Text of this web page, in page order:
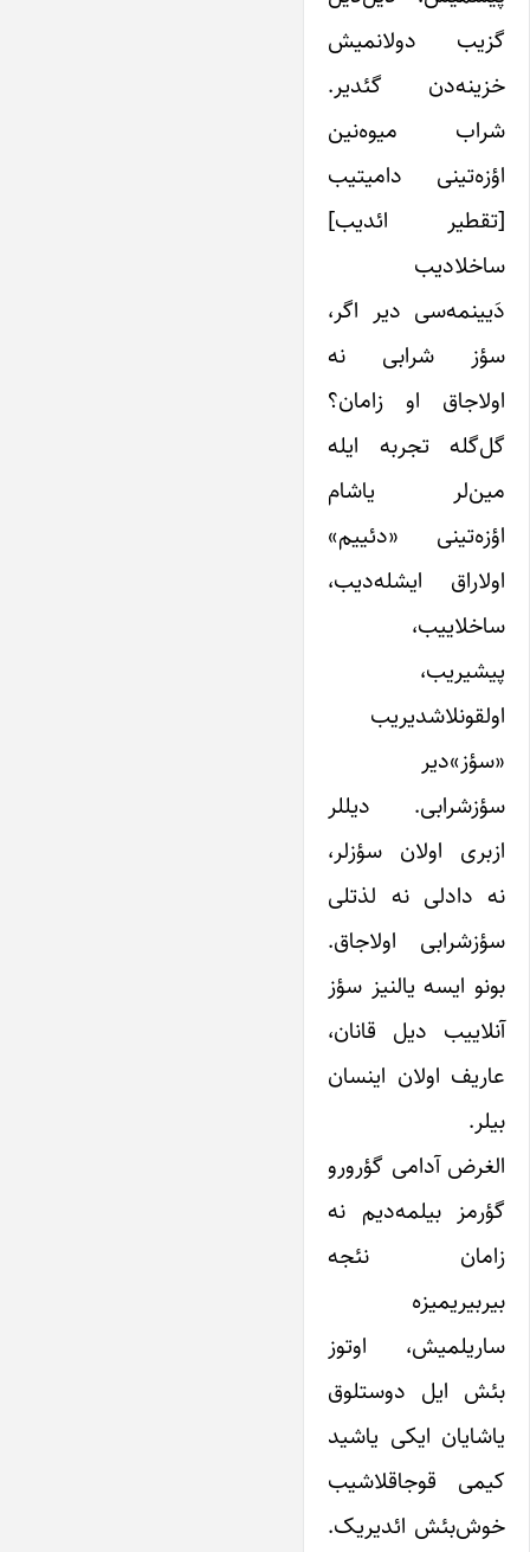
گزیب دولانمیش
خزینه‌دن گئدیر.
شراب میوه‌نین
اؤزه‌تینی دامیتیب
[تقطیر ائدیب]
ساخلادیب
دَیینمه‌سی دیر اگر،
سؤز شرابی نه
اولاجاق او زامان؟
گل‌گله تجربه ایله
مین‌لر یاشام
اؤزه‌تینی «دئییم»
اولاراق ایشله‌دیب،
ساخلاییب،
پیشیریب،
اولقونلاشدیریب
«سؤز»دیر
سؤزشرابی. دیللر
ازبری اولان سؤزلر،
نه دادلی نه لذتلی
سؤزشرابی اولاجاق.
بونو ایسه یالنیز سؤز
آنلاییب دیل قانان،
عاریف اولان اینسان
بیلر.
الغرض آدامی گؤرورو
گؤرمز بیلمه‌دیم نه
زامان نئجه
بیربیریمیزه
ساریلمیش، اوتوز
بئش ایل دوستلوق
یاشایان ایکی یاشید
کیمی قوجاقلاشیب
خوش‌بئش ائدیریک.